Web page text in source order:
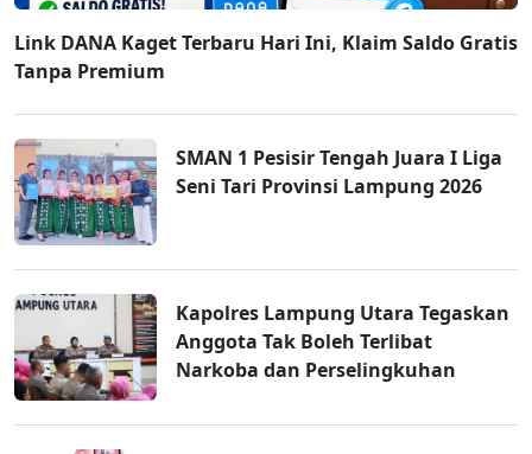
Link DANA Kaget Terbaru Hari Ini, Klaim Saldo Gratis
Tanpa Premium
SMAN 1 Pesisir Tengah Juara I Liga
Seni Tari Provinsi Lampung 2026
Kapolres Lampung Utara Tegaskan
Anggota Tak Boleh Terlibat
Narkoba dan Perselingkuhan